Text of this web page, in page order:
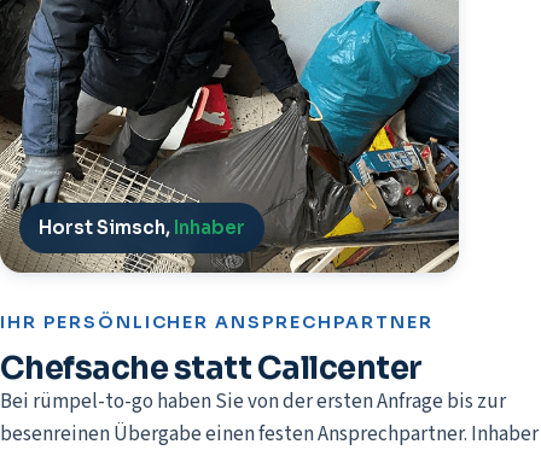
Horst Simsch, Inhaber
IHR PERSÖNLICHER ANSPRECHPARTNER
Chefsache statt Callcenter
Bei rümpel-to-go haben Sie von der ersten Anfrage bis zur
besenreinen Übergabe einen festen Ansprechpartner. Inhaber